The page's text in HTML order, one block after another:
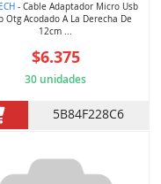
- Cable Adaptador Micro Usb
Otg Acodado A La Derecha De
12cm ...
$6.375
30 unidades
5B84F228C6